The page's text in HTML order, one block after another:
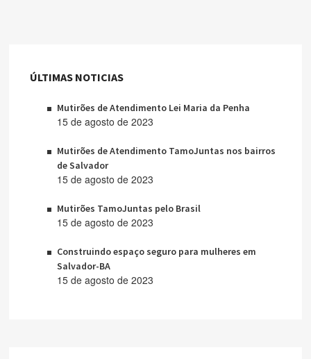
ÚLTIMAS NOTICIAS
Mutirões de Atendimento Lei Maria da Penha
15 de agosto de 2023
Mutirões de Atendimento TamoJuntas nos bairros
de Salvador
15 de agosto de 2023
Mutirões TamoJuntas pelo Brasil
15 de agosto de 2023
Construindo espaço seguro para mulheres em
Salvador-BA
15 de agosto de 2023